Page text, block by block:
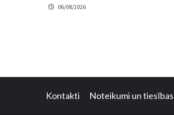
06/08/2026
Kontakti Noteikumi un tiesības